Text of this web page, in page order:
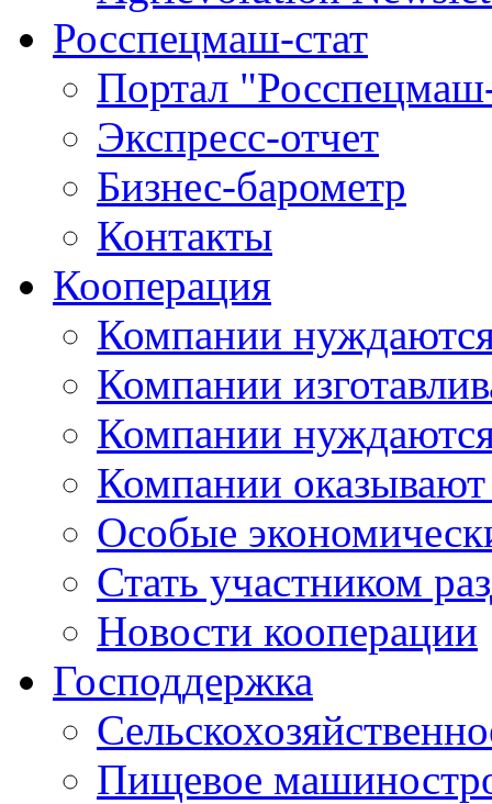
Росспецмаш-стат
Портал
Экспресс-отчет
Бизнес-барометр
Контакты
Кооперация
Компании
Компании
Компании
Компании оказывают
Особые
Стать участником
Новости кооперации
Господдержка
Пищевое